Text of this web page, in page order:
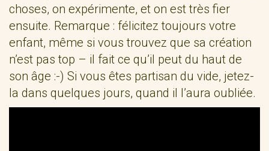
choses, on expérimente, et on est très fier
ensuite. Remarque : félicitez toujours votre
enfant, même si vous trouvez que sa création
n’est pas top – il fait ce qu’il peut du haut de
son âge :-) Si vous êtes partisan du vide, jetez-
la dans quelques jours, quand il l’aura oubliée.